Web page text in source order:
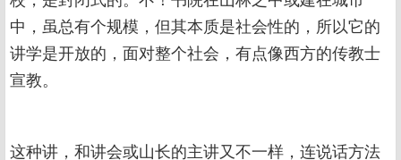
中，虽总有个规模，但其本质是社会性的，所以它的
讲学是开放的，面对整个社会，有点像西方的传教士
宣教。
这种讲，和讲会或山长的主讲又不一样，连说话方法